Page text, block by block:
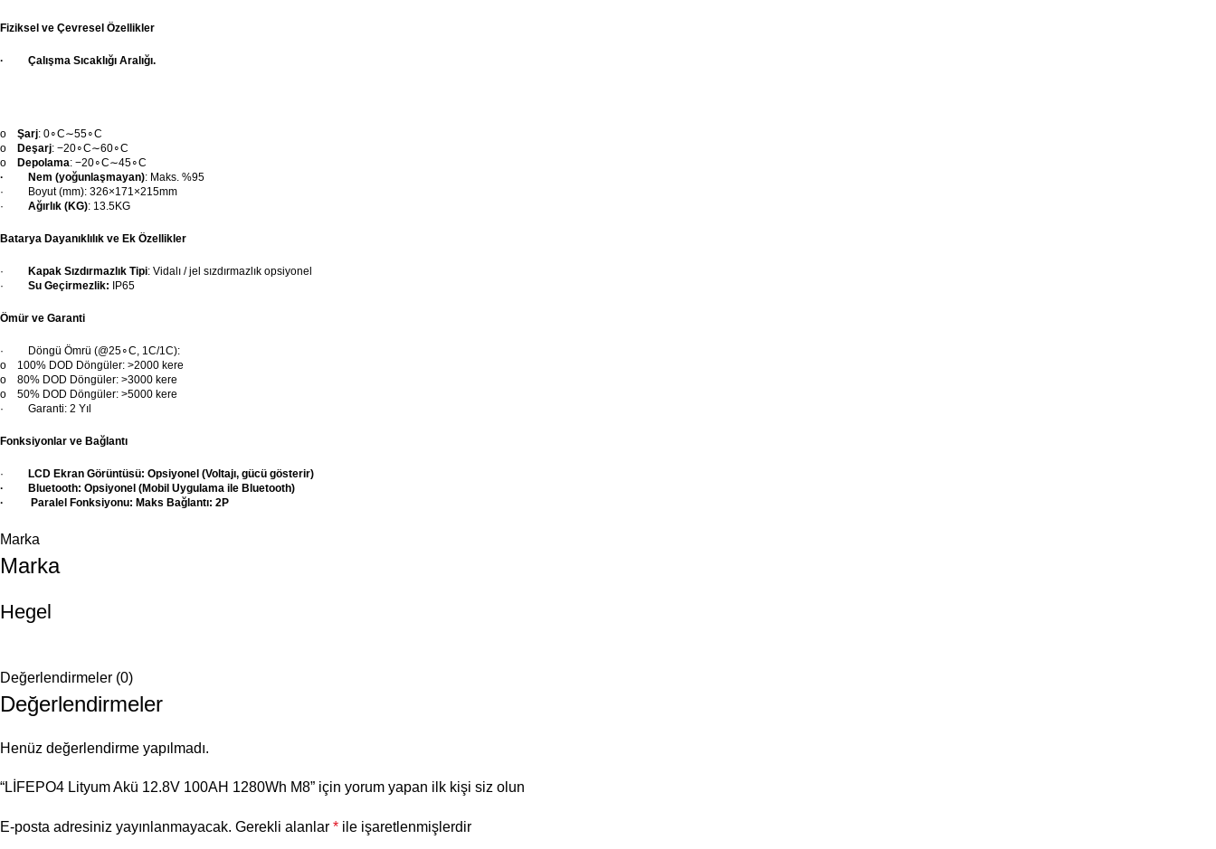
Fiziksel ve Çevresel Özellikler
· Çalışma Sıcaklığı Aralığı.
o Şarj: 0∘C∼55∘C
o
Deşarj: −20∘C∼60∘C
o
Depolama: −20∘C∼45∘C
· Nem (yoğunlaşmayan): Maks. %95
· Boyut (mm): 326×171×215mm
·
Ağırlık (KG): 13.5KG
Batarya Dayanıklılık ve Ek Özellikler
· Kapak Sızdırmazlık Tipi: Vidalı / jel sızdırmazlık opsiyonel
·
Su Geçirmezlik: IP65
Ömür ve Garanti
· Döngü Ömrü (@25∘C, 1C/1C):
o 100% DOD Döngüler: >2000 kere
o 80% DOD Döngüler: >3000 kere
o 50% DOD Döngüler: >5000 kere
· Garanti: 2 Yıl
Fonksiyonlar ve Bağlantı
· LCD Ekran Görüntüsü: Opsiyonel (Voltajı, gücü gösterir)
· Bluetooth: Opsiyonel (Mobil Uygulama ile Bluetooth)
· Paralel Fonksiyonu: Maks Bağlantı: 2P
Marka
Marka
Hegel
Değerlendirmeler (0)
Değerlendirmeler
Henüz değerlendirme yapılmadı.
“LİFEPO4 Lityum Akü 12.8V 100AH 1280Wh M8” için yorum yapan ilk kişi siz olun
E-posta adresiniz yayınlanmayacak. Gerekli alanlar * ile işaretlenmişlerdir